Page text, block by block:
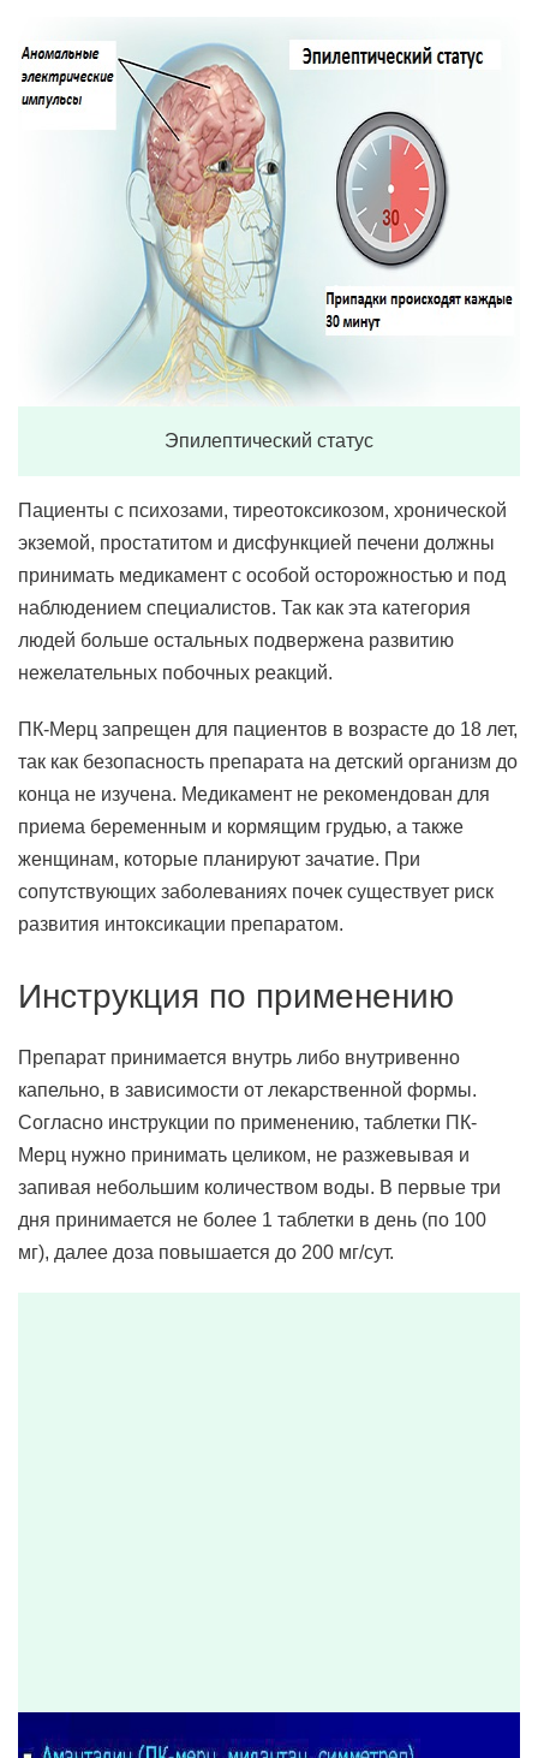
Эпилептический статус
Пациенты с психозами, тиреотоксикозом, хронической
экземой, простатитом и дисфункцией печени должны
принимать медикамент с особой осторожностью и под
наблюдением специалистов. Так как эта категория
людей больше остальных подвержена развитию
нежелательных побочных реакций.
ПК-Мерц запрещен для пациентов в возрасте до 18 лет,
так как безопасность препарата на детский организм до
конца не изучена. Медикамент не рекомендован для
приема беременным и кормящим грудью, а также
женщинам, которые планируют зачатие. При
сопутствующих заболеваниях почек существует риск
развития интоксикации препаратом.
Инструкция по применению
Препарат принимается внутрь либо внутривенно
капельно, в зависимости от лекарственной формы.
Согласно инструкции по применению, таблетки ПК-
Мерц нужно принимать целиком, не разжевывая и
запивая небольшим количеством воды. В первые три
дня принимается не более 1 таблетки в день (по 100
мг), далее доза повышается до 200 мг/сут.